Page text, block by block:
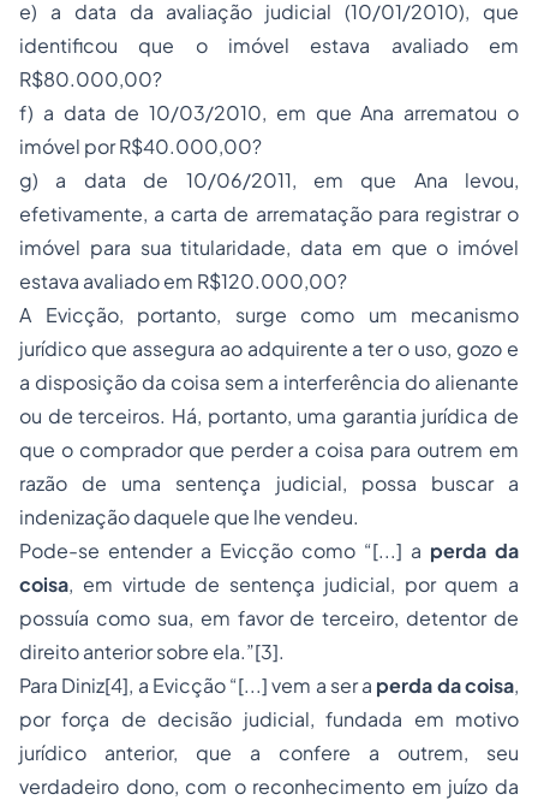
e) a data da avaliação judicial (10/01/2010), que
identificou que o imóvel estava avaliado em
R$80.000,00?
f) a data de 10/03/2010, em que Ana arrematou o
imóvel por R$40.000,00?
g) a data de 10/06/2011, em que Ana levou,
efetivamente, a carta de arrematação para registrar o
imóvel para sua titularidade, data em que o imóvel
estava avaliado em R$120.000,00?
A Evicção, portanto, surge como um mecanismo
jurídico que assegura ao adquirente a ter o uso, gozo e
a disposição da coisa sem a interferência do alienante
ou de terceiros. Há, portanto, uma garantia jurídica de
que o comprador que perder a coisa para outrem em
razão de uma sentença judicial, possa buscar a
indenização daquele que lhe vendeu.
Pode-se entender a Evicção como “[...] a perda da
coisa, em virtude de sentença judicial, por quem a
possuía como sua, em favor de terceiro, detentor de
direito anterior sobre ela.”[3].
Para Diniz[4], a Evicção “[...] vem a ser a perda da coisa,
por força de decisão judicial, fundada em motivo
jurídico anterior, que a confere a outrem, seu
verdadeiro dono, com o reconhecimento em juízo da